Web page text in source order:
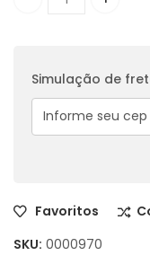
TELEFONE
Simulação de
Favoritos
SKU: 0000970